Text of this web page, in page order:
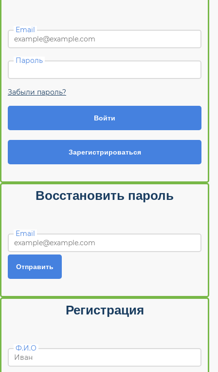
Email
Пароль
Забыли пароль?
Войти
Зарегистрироваться
Восстановить пароль
Email
Отправить
Регистрация
Ф.И.О